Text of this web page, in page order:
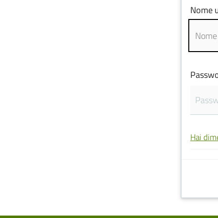
Nome
Hai